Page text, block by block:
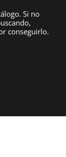
Si no
conseguirlo.